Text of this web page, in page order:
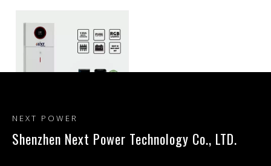
All-in-One-Energiesystem 3,6
NEXT POWER
Shenzhen Next Power Technology Co., LTD.